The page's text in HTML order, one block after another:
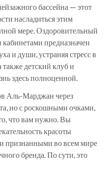
бассейна — этот
насладиться этим
мере. Оздоровительный
предназначен
и души, устраняя стресс в
детский клуб и
здесь полноценной.
Аль-Марджан через
но с роскошными очками,
что вам нужно. Вы
красоты
признанными во всем мире
бренда. По сути, это